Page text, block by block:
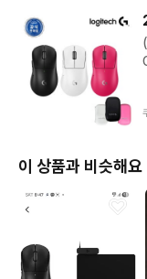
이 상품과 비슷해요